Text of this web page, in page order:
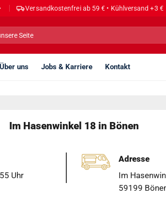
Versandkostenfrei ab 59 € • Kühlversand +3 €
Über uns Jobs & Karriere Kontakt
Im Hasenwinkel 18 in Bönen
Uhr
Adresse
Im
59199